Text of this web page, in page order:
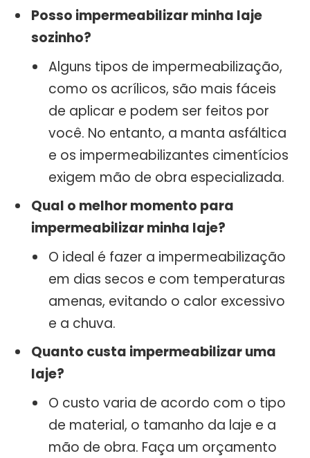
Posso impermeabilizar minha laje
sozinho?
Alguns tipos de impermeabilização,
como os acrílicos, são mais fáceis
de aplicar e podem ser feitos por
você. No entanto, a manta asfáltica
e os impermeabilizantes cimentícios
exigem mão de obra especializada.
Qual o melhor momento para
impermeabilizar minha laje?
O ideal é fazer a impermeabilização
em dias secos e com temperaturas
amenas, evitando o calor excessivo
e a chuva.
Quanto custa impermeabilizar uma
laje?
O custo varia de acordo com o tipo
de material, o tamanho da laje e a
mão de obra. Faça um orçamento